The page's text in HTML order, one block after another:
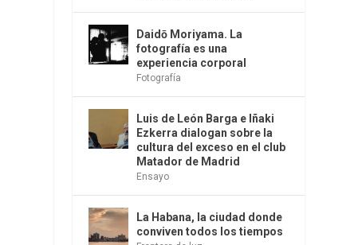
Daidō Moriyama. La
fotografía es una
experiencia corporal
Fotografía
Luis de León Barga e Iñaki
Ezkerra dialogan sobre la
cultura del exceso en el club
Matador de Madrid
Ensayo
La Habana, la ciudad donde
conviven todos los tiempos